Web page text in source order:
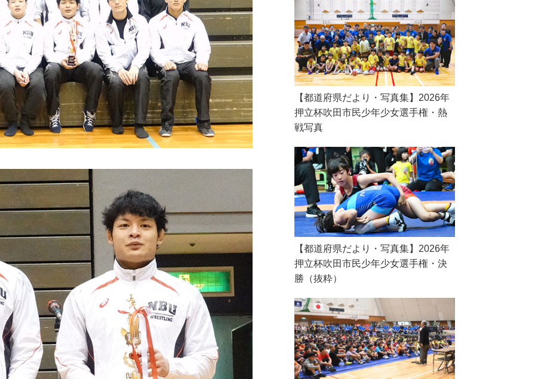
【都道府県だより・写真集】2026年
押立杯吹田市民少年少女選手権・熱
戦写真
【都道府県だより・写真集】2026年
押立杯吹田市民少年少女選手権・決
勝（抜粋）